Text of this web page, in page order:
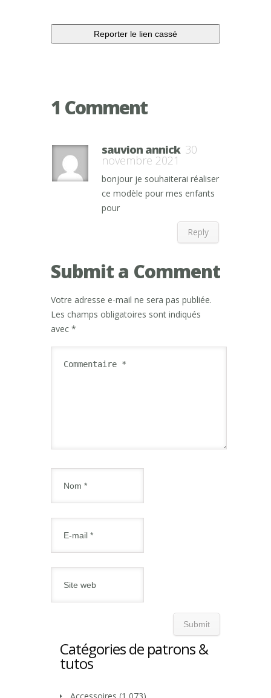
1 Comment
sauvion annick 30
novembre 2021
bonjour je souhaiterai réaliser
ce modèle pour mes enfants
pour
Reply
Submit a Comment
Votre adresse e-mail ne sera pas publiée.
Les champs obligatoires sont indiqués
avec *
Catégories de patrons &
tutos